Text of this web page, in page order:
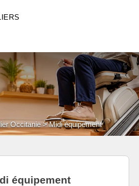
Occitanie Midi équipement
équipement